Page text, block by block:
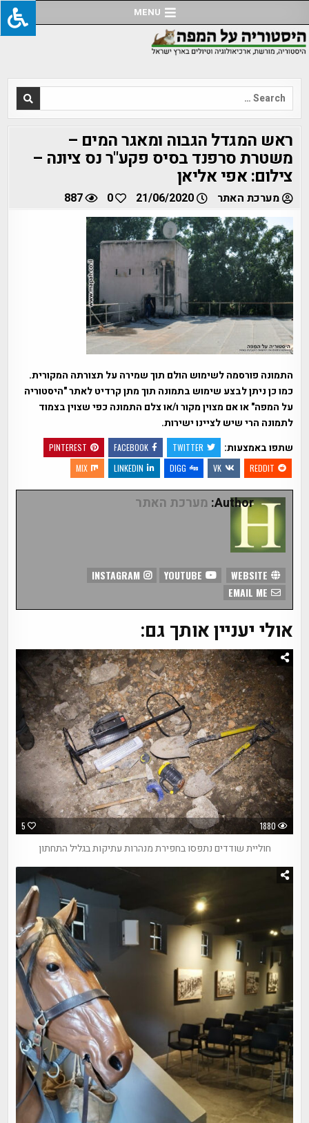
to
content
MENU
Search
for:
ראש המגדל הגבוה ומאגר המים –
משטרת סרפנד בסיס פקע"ר נס ציונה –
צילום: אפי אליאן
מערכת האתר 21/06/2020
0
887
התמונה פורסמה לשימוש הולם תוך שמירה על תצורתה המקורית.
כמו כן ניתן לבצע שימוש בתמונה תוך מתן קרדיט לאתר "היסטוריה
על המפה" או אם מצוין מקור ו/או צלם התמונה כפי שצוין בצמוד
לתמונה הרי שיש לציינו ישירות.
שתפו באמצעות:
TWITTER
FACEBOOK
PINTEREST
REDDIT
VK
DIGG
LINKEDIN
MIX
Author: מערכת האתר
INSTAGRAM
אולי יעניין אותך גם:
5 1880
חוליית שודדים נתפסו בחפירת מנהרות עתיקות בגליל התחתון